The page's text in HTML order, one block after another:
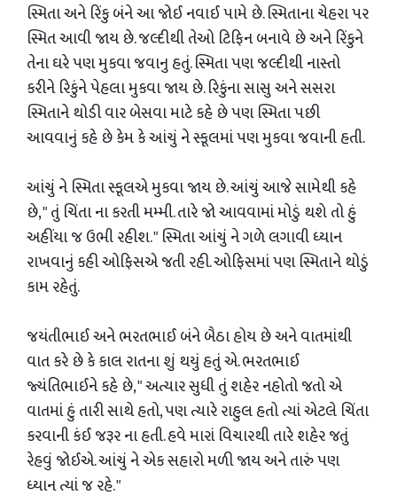
સ્મિતા અને રિંકુ બંને આ જોઈ નવાઈ પામે છે. સ્મિતાના ચેહરા પર
સ્મિત આવી જાય છે. જલ્દીથી તેઓ ટિફિન બનાવે છે અને રિંકુને
તેના ઘરે પણ મુકવા જવાનુ હતું. સ્મિતા પણ જલ્દીથી નાસ્તો
કરીને રિકુંને પેહલા મુકવા જાય છે. રિકુંના સાસુ અને સસરા
સ્મિતાને થોડી વાર બેસવા માટે કહે છે પણ સ્મિતા પછી
આવવાનું કહે છે કેમ કે આંચું ને સ્કૂલમાં પણ મુકવા જવાની હતી.
આંચું ને સ્મિતા સ્કૂલએ મુકવા જાય છે. આંચું આજે સામેથી કહે
છે, " તું ચિંતા ના કરતી મમ્મી. તારે જો આવવામાં મોડું થશે તો હું
અહીંયા જ ઉભી રહીશ. " સ્મિતા આંચું ને ગળે લગાવી ધ્યાન
રાખવાનું કહી ઓફિસએ જતી રહી. ઓફિસમાં પણ સ્મિતાને થોડું
કામ રહેતું.
જયંતીભાઈ અને ભરતભાઈ બંને બૈઠા હોય છે અને વાતમાંથી
વાત કરે છે કે કાલ રાતના શું થયું હતું એ. ભરતભાઈ
જ્યંતિભાઈને કહે છે, " અત્યાર સુધી તું શહેર નહોતો જતો એ
વાતમાં હું તારી સાથે હતો, પણ ત્યારે રાહુલ હતો ત્યાં એટલે ચિંતા
કરવાની કંઈ જરૂર ના હતી. હવે મારાં વિચારથી તારે શહેર જતું
રેહવું જોઈએ. આંચું ને એક સહારો મળી જાય અને તારું પણ
ધ્યાન ત્યાં જ રહે. "